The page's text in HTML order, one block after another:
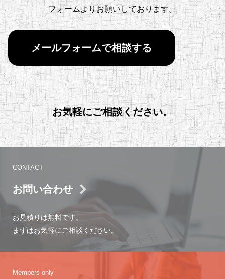
フォームよりお願いしております。
メールフォームで相談する
お気軽にご相談ください。
CONTACT
お問い合わせ
お見積りは無料です。
まずはお気軽にご相談ください。
Members only